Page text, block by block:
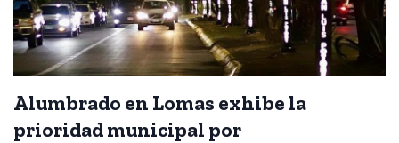
Alumbrado en Lomas exhibe la
prioridad municipal por